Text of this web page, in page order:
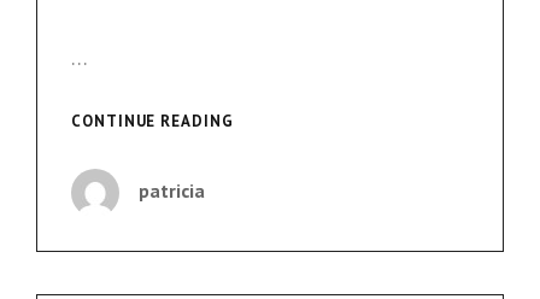
…
CONTINUE READING
QUIEREN
patricia